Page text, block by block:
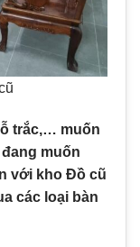
trắc,… muốn
muốn
với kho Đồ cũ
các loại bàn